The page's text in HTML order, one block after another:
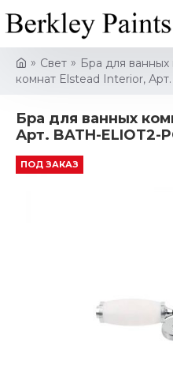
Свет Бра для ванных
комнат Elstead Interior,
Бра для ванных
Арт. BATH-ELIOT2-
ПОД ЗАКАЗ